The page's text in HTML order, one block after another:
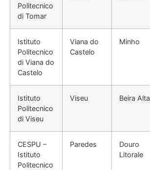
Politecnico
di Tomar
Istituto
Politecnico
di Viana do
Castelo
Viana do
Castelo
Minho
Istituto
Politecnico
di Viseu
Viseu Beira Alta
CESPU –
Istituto
Politecnico
Paredes
Douro
Litorale